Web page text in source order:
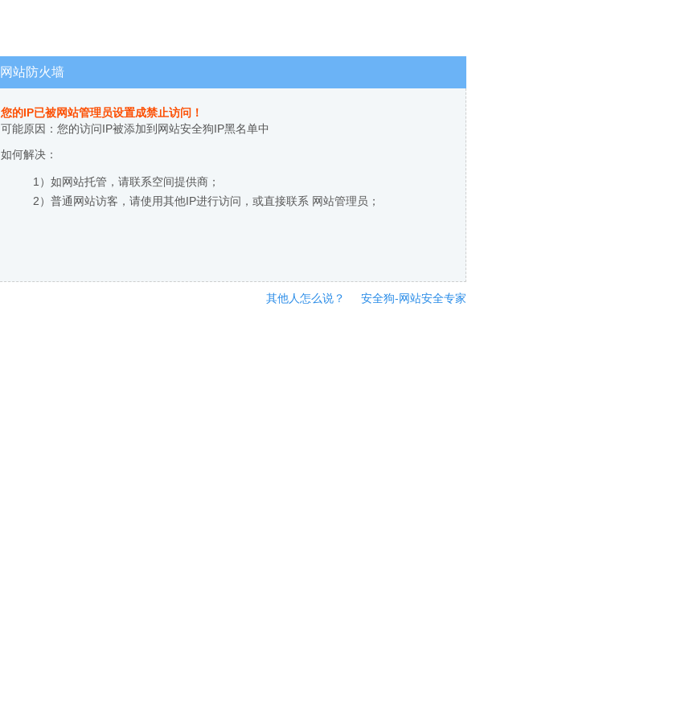
网站防火墙
您的IP已被网站管理员设置成禁止访问！
可能原因：您的访问IP被添加到网站安全狗IP黑名单中
如何解决：
1）如网站托管，请联系空间提供商；
2）普通网站访客，请使用其他IP进行访问，或直接联系 网站管理员；
其他人怎么说？ 安全狗-网站安全专家